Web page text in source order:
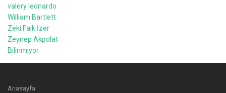
valery leonardo
William Bartlett
Zeki Faik İzer
Zeynep Akpolat
Bilinmiyor
Anasayfa